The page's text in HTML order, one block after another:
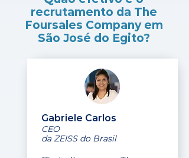
recrutamento da The
Foursales Company em
São José do Egito?
Gabriele Carlos
CEO
da ZEISS do Brasil